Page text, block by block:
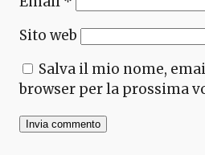
Sito web
Salva il mio nome,
browser per la prossima